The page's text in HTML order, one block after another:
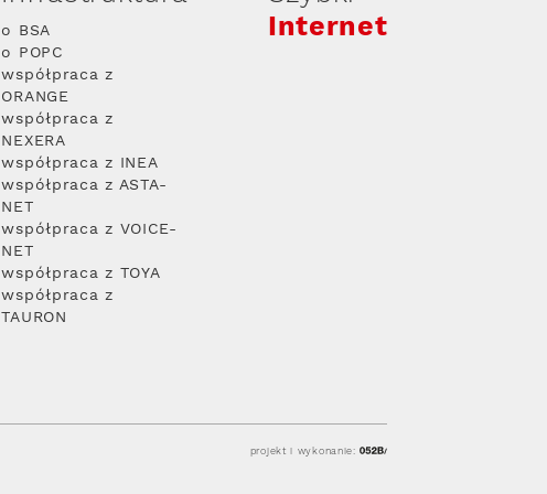
o BSA
o POPC
współpraca z
ORANGE
współpraca z
NEXERA
współpraca z INEA
współpraca z ASTA-
NET
współpraca z VOICE-
NET
współpraca z TOYA
współpraca z
TAURON
Internet
projekt i wykonanie: